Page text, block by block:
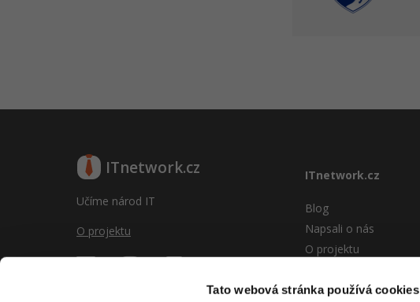
Tato webová stránka používá cookies
ITnetwork.cz
Učíme národ IT
O projektu
ITnetwork.cz
Blog
Napsali o nás
O projektu
Vývoj systému